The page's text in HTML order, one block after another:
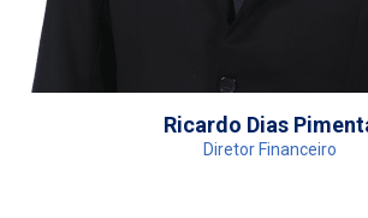
Ricardo Dias
Diretor Financeiro